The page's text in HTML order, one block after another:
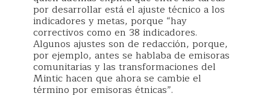
por desarrollar está el ajuste técnico a los
indicadores y metas, porque “hay
correctivos como en 38 indicadores.
Algunos ajustes son de redacción, porque,
por ejemplo, antes se hablaba de emisoras
comunitarias y las transformaciones del
Mintic hacen que ahora se cambie el
término por emisoras étnicas”.